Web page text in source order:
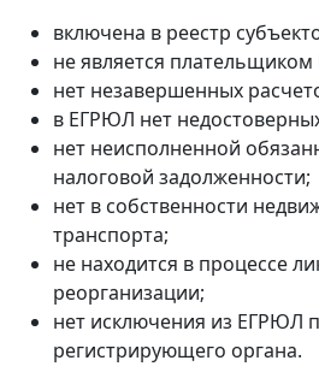
включена в реестр
не является
нет незавершенных
в ЕГРЮЛ нет
нет неисполненной
налоговой задолженности;
нет в собственности
транспорта;
не находится в процессе
реорганизации;
нет исключения из ЕГРЮЛ
регистрирующего органа.